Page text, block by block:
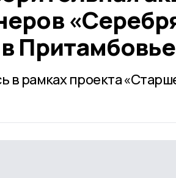
Притамбовье
в рамках проекта